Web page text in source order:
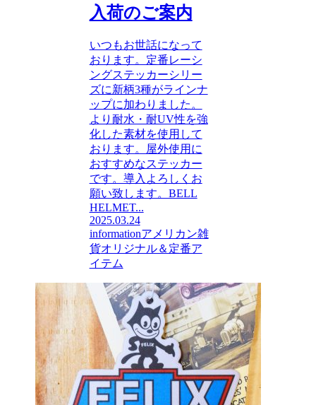
入荷のご案内
いつもお世話になって
おります。定番レーシ
ングステッカーシリー
ズに新柄3種がラインナ
ップに加わりました。
より耐水・耐UV性を強
化した素材を使用して
おります。屋外使用に
おすすめなステッカー
です。導入よろしくお
願い致します。BELL
HELMET...
2025.03.24
informationアメリカン雑
貨オリジナル＆定番ア
イテム